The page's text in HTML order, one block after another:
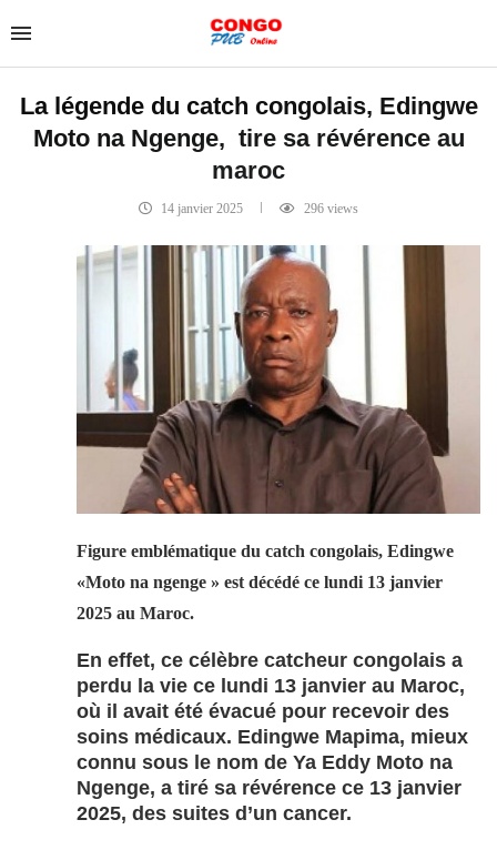
La légende du catch congolais, Edingwe
Moto na Ngenge, tire sa révérence au
maroc
14 janvier 2025 296 views
Figure emblématique du catch congolais, Edingwe
«Moto na ngenge » est décédé ce lundi 13 janvier
2025 au Maroc.
En effet, ce célèbre catcheur congolais a
perdu la vie ce lundi 13 janvier au Maroc,
où il avait été évacué pour recevoir des
soins médicaux. Edingwe Mapima, mieux
connu sous le nom de Ya Eddy Moto na
Ngenge, a tiré sa révérence ce 13 janvier
2025, des suites d’un cancer.